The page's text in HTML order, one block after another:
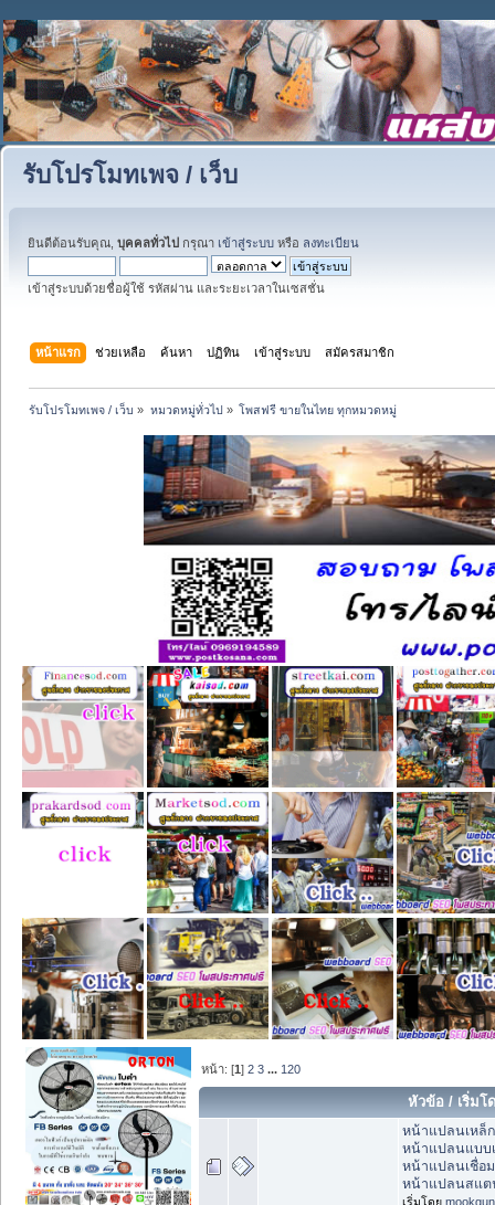
รับโปรโมทเพจ / เว็บ
ยินดีต้อนรับคุณ, บุคคลทั่วไป กรุณา เข้าสู่ระบบ หรือ ลงทะเบียน
เข้าสู่ระบบด้วยชื่อผู้ใช้ รหัสผ่าน และระยะเวลาในเซสชั่น
หน้าแรก ช่วยเหลือ ค้นหา ปฏิทิน เข้าสู่ระบบ สมัครสมาชิก
รับโปรโมทเพจ / เว็บ » หมวดหมู่ทั่วไป» โพสฟรี ขายในไทย ทุกหมวดหมู่
หน้า: [1]2 3 ... 120
หัวข้อ / เริ่มโ
หน้าแปลนเหล็
หน้าแปลนแบบ
หน้าแปลนเชื่อ
หน้าแปลนสแต
เริ่มโดย